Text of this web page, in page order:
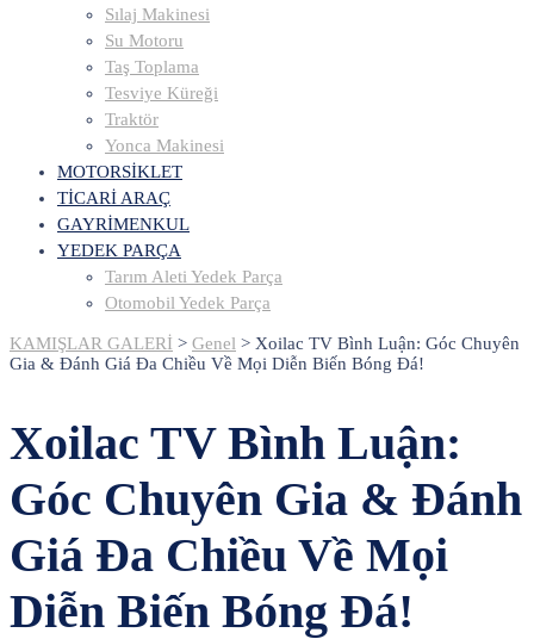
Sılaj Makinesi
Su Motoru
Taş Toplama
Tesviye Küreği
Traktör
Yonca Makinesi
MOTORSİKLET
TİCARİ ARAÇ
GAYRİMENKUL
YEDEK PARÇA
Tarım Aleti Yedek Parça
Otomobil Yedek Parça
KAMIŞLAR GALERİ > Genel > Xoilac TV Bình Luận: Góc Chuyên
Gia & Đánh Giá Đa Chiều Về Mọi Diễn Biến Bóng Đá!
Xoilac TV Bình Luận:
Góc Chuyên Gia & Đánh
Giá Đa Chiều Về Mọi
Diễn Biến Bóng Đá!